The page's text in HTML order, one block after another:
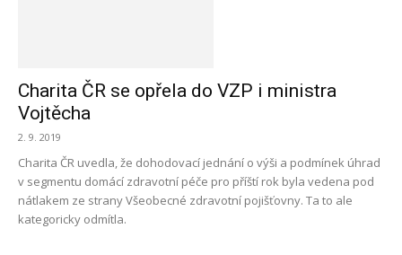
Charita ČR se opřela do VZP i ministra
Vojtěcha
2. 9. 2019
Charita ČR uvedla, že dohodovací jednání o výši a podmínek úhrad
v segmentu domácí zdravotní péče pro příští rok byla vedena pod
nátlakem ze strany Všeobecné zdravotní pojišťovny. Ta to ale
kategoricky odmítla.